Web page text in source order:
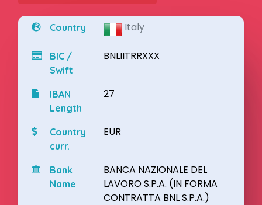
Country Italy
BIC /
Swift
BNLIITRRXXX
IBAN
Length
27
Country
curr.
EUR
Bank
Name
BANCA NAZIONALE DEL
LAVORO S.P.A. (IN FORMA
CONTRATTA BNL S.P.A.)